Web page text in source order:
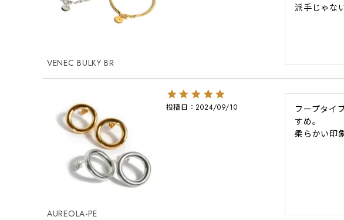
VENEC BULKY BR
派手じゃな
AUREOLA-PE
投稿日 2024/09/10
フープタイ
すめ。
柔らかい印